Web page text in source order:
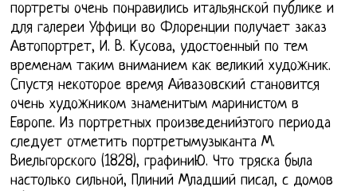
портреты очень понравились итальянской публике и
для галереи Уффици во Флоренции получает заказ
Автопортрет, И. В. Кусова, удостоенный по тем
временам таким вниманием как великий художник.
Спустя некоторое время Айвазовский становится
очень художником знаменитым маринистом в
Европе. Из портретных произведенийэтого периода
следует отметить портретымузыканта М.
Виельгорского (1828), графиниЮ. Что тряска была
настолько сильной, Плиний Младший писал, с домов